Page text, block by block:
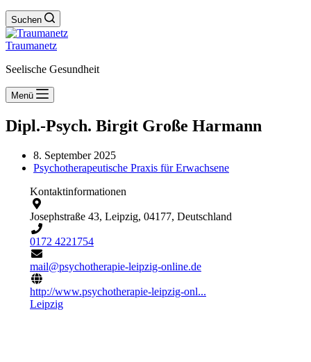
Suchen
Traumanetz
Seelische Gesundheit
Menü
Dipl.-Psych. Birgit Große Harmann
8. September 2025
Psychotherapeutische Praxis für Erwachsene
Kontaktinformationen
Josephstraße 43, Leipzig, 04177, Deutschland
0172 4221754
mail@psychotherapie-leipzig-online.de
http://www.psychotherapie-leipzig-onl...
Leipzig